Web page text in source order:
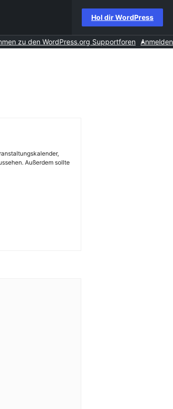
Hol dir WordPress
zu den WordPress.org Supportforen Anmelden
Außerdem sollte